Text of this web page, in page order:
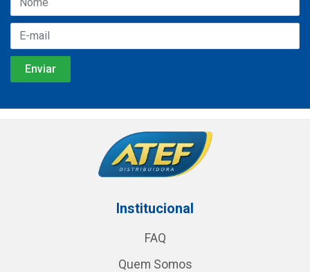
Institucional
FAQ
Quem Somos